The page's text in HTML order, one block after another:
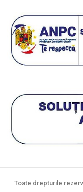
Toate drepturile